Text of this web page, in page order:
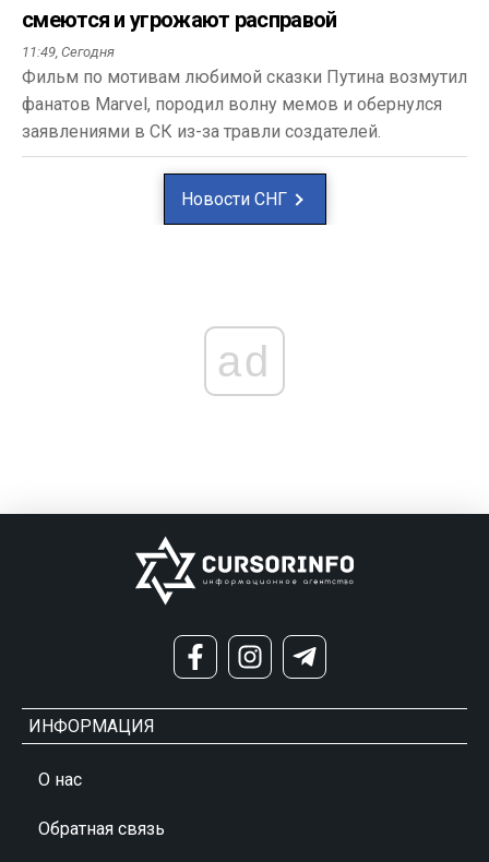
смеются и угрожают расправой
11:49, Сегодня
Фильм по мотивам любимой сказки Путина возмутил
фанатов Marvel, породил волну мемов и обернулся
заявлениями в СК из-за травли создателей.
Новости СНГ
ad
ИНФОРМАЦИЯ
О нас
Обратная связь